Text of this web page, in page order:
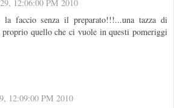
12:06:00 PM 2010
la faccio senza il preparato!!!...una tazza di
proprio quello che ci vuole in questi pomeriggi
12:09:00 PM 2010